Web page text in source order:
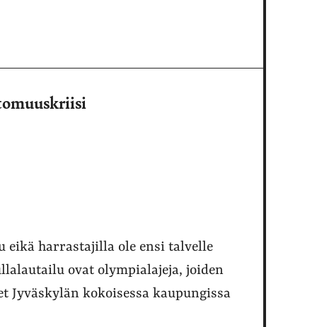
eikä harrastajilla ole ensi talvelle
ovat olympialajeja, joiden
kokoisessa kaupungissa